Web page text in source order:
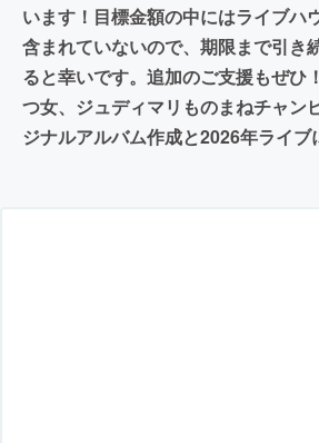
います！目標金額の中にはライブハ
含まれていないので、期限まで引き
ると幸いです。追加のご支援もぜひ
つ女、ジュディマリものまねチャン
ジナルアルバム作成と2026年ライブ